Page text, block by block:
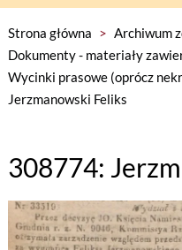
Strona główna > Archiwum
Dokumenty - materiały
Wycinki prasowe (oprócz
Jerzmanowski Feliks
308774: